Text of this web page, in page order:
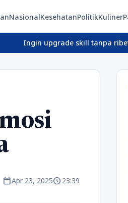
NasionalKesehatanPolitikKuliner
Ingin upgrade skill tanpa ribet?
calendar_todayApr 23, 2025schedule23:39